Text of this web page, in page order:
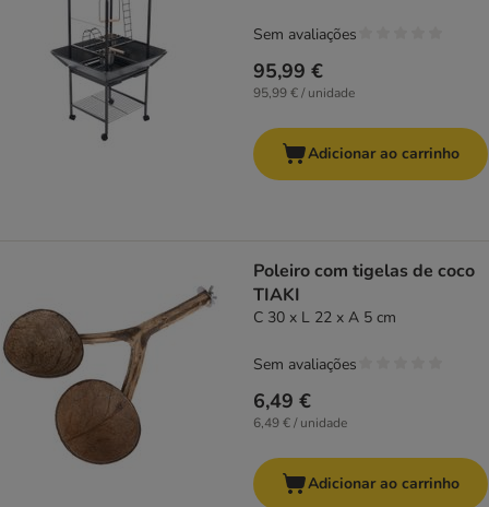
95,99 €
95,99 € / unidade
Sem avaliações
Adicionar ao carrinho
Poleiro com tigelas de coco
TIAKI
C 30 x L 22 x A 5 cm
6,49 €
6,49 € / unidade
Sem avaliações
Adicionar ao carrinho